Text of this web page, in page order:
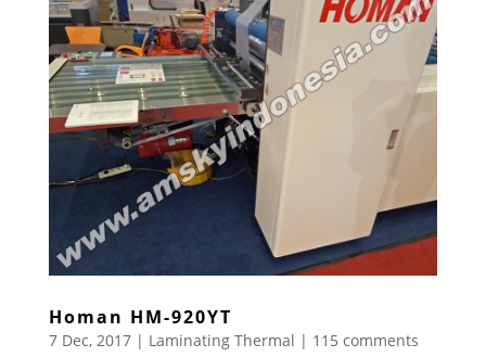
Homan HM-920YT
7 Dec, 2017| Laminating Thermal | 115 comments